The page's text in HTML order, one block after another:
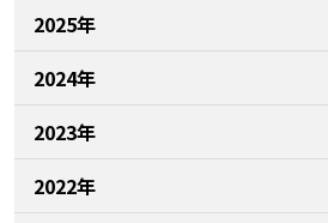
2025年
2024年
2023年
2022年